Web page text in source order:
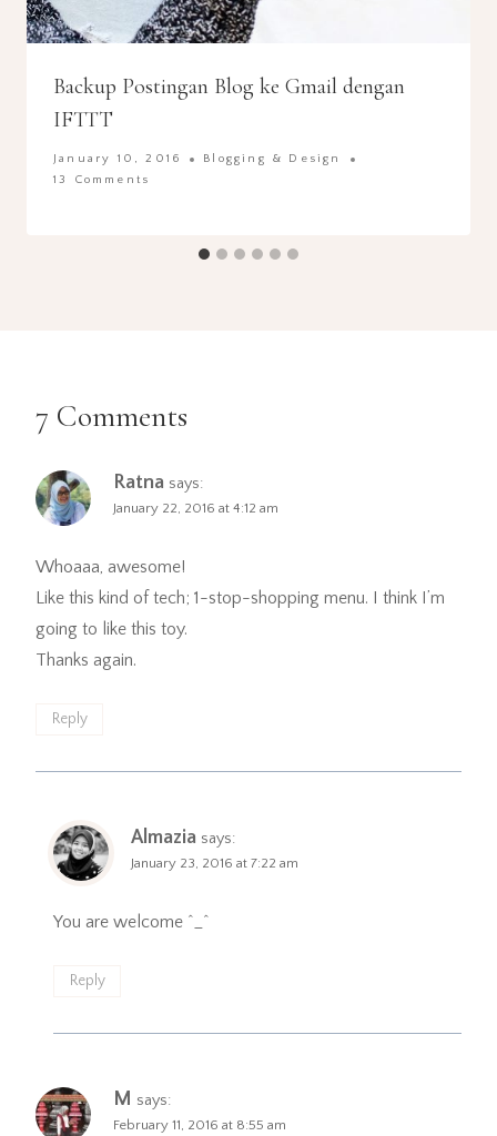
Backup Postingan Blog ke Gmail dengan
IFTTT
January 10, 2016
Blogging & Design
13 Comments
7 Comments
Ratna says:
January 22, 2016 at 4:12 am
Whoaaa, awesome!
Like this kind of tech; 1-stop-shopping menu. I think I’m
going to like this toy.
Thanks again.
Reply
Almazia says:
January 23, 2016 at 7:22 am
You are welcome ^_^
Reply
M says:
February 11, 2016 at 8:55 am